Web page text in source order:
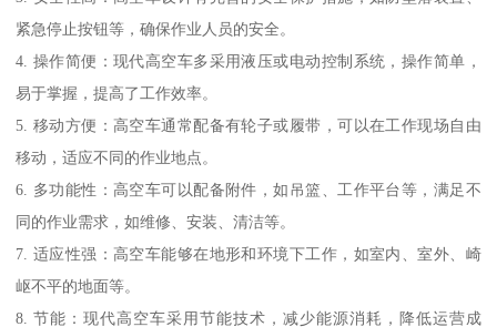
紧急停止按钮等，确保作业人员的安全。
4. 操作简便：现代高空车多采用液压或电动控制系统，操作简单，
易于掌握，提高了工作效率。
5. 移动方便：高空车通常配备有轮子或履带，可以在工作现场自由
移动，适应不同的作业地点。
6. 多功能性：高空车可以配备附件，如吊篮、工作平台等，满足不
同的作业需求，如维修、安装、清洁等。
7. 适应性强：高空车能够在地形和环境下工作，如室内、室外、崎
岖不平的地面等。
8. 节能：现代高空车采用节能技术，减少能源消耗，降低运营成